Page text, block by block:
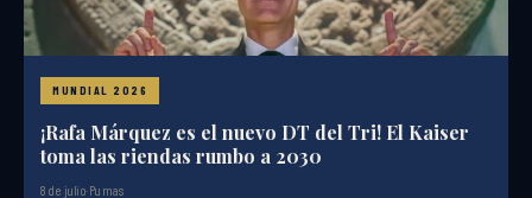
MUNDIAL 2026
¡Rafa Márquez es el nuevo DT del Tri! El Kaiser
toma las riendas rumbo a 2030
8 de julio·Pumas